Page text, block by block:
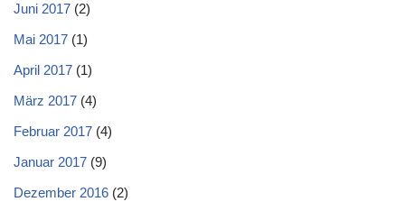
Juni 2017 (2)
Mai 2017 (1)
April 2017 (1)
März 2017 (4)
Februar 2017 (4)
Januar 2017 (9)
Dezember 2016 (2)